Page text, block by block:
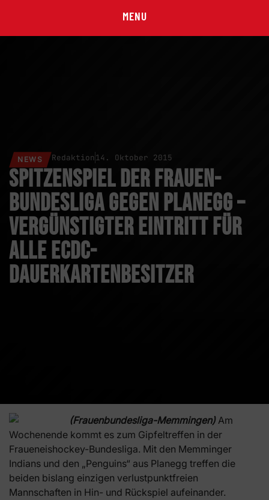
MENU
NEWS Redaktion14. Oktober 2015
Spitzenspiel der Frauen-
Bundesliga gegen Planegg –
vergünstigter Eintritt für
alle ECDC-
Dauerkartenbesitzer
(Frauenbundesliga-Memmingen) Am
Wochenende kommt es zum Gipfeltreffen in der
Fraueneishockey-Bundesliga. Mit den Memminger
Indians und den „Penguins“ aus Planegg treffen die
beiden bislang einzigen verlustpunktfreien
Mannschaften in Hin- und Rückspiel aufeinander.